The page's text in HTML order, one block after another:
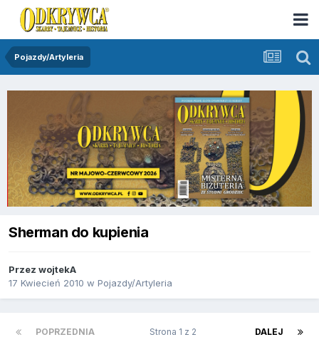
Pojazdy/Artyleria
Sherman do kupienia
Przez wojtekA
17 Kwiecień 2010 w Pojazdy/Artyleria
POPRZEDNIA DALEJ
Strona 1 z 2